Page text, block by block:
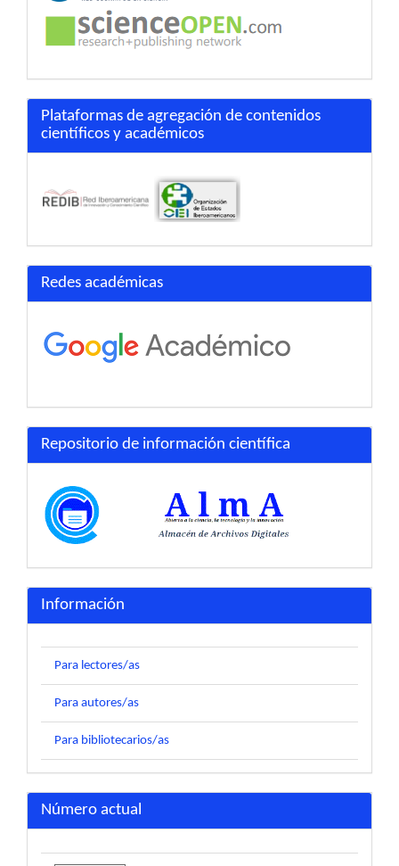
Plataformas de agregación de contenidos
científicos y académicos
Redes académicas
Repositorio de información científica
Información
Para lectores/as
Para autores/as
Para bibliotecarios/as
Número actual